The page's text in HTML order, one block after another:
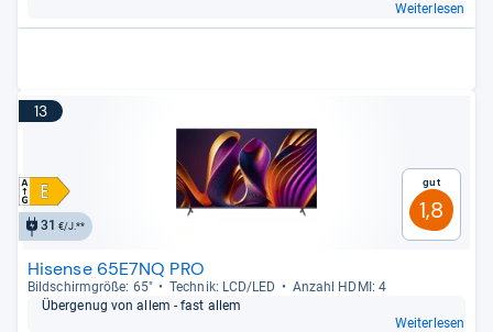
Weiterlesen
13
31 €/J.**
Gut
1,8
Hisense 65E7NQ PRO
Bild­schirm­größe: 65" Tech­nik: LCD/LED
Anzahl HDMI: 4
Über­ge­nug von allem -​ fast allem
Weiterlesen